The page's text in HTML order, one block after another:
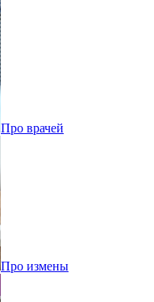
Про врачей
Про измены